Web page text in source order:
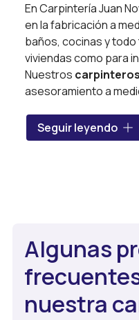
En Carpintería Juan
en la fabricación a
baños, cocinas y
viviendas como para
Nuestros
asesoramiento a
Estamos disponibles
pero si nos necesita
Seguir leyendo
Algunas
nuestra